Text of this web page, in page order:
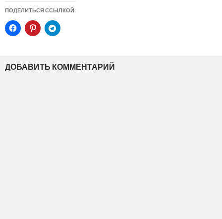
ПОДЕЛИТЬСЯ ССЫЛКОЙ:
ДОБАВИТЬ КОММЕНТАРИЙ